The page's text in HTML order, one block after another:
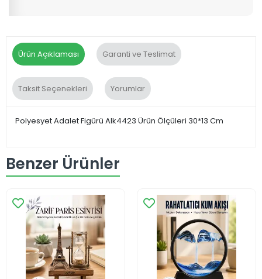
Ürün Açıklaması Garanti ve Teslimat
Taksit Seçenekleri Yorumlar
Polyesyet Adalet Figürü Alk4423 Ürün Ölçüleri 30*13 Cm
Benzer Ürünler